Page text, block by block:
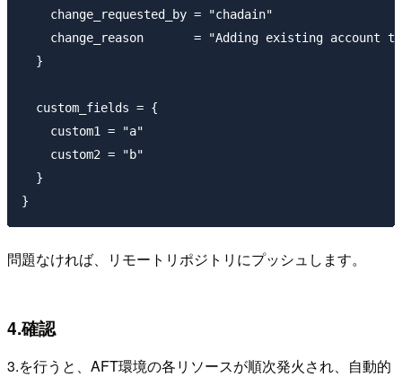
    change_requested_by = "chadain"
change_reason       = "Adding existing account
  }
  custom_fields = {
    custom1 = "a"
    custom2 = "b"
  }
問題なければ、リモートリポジトリにプッシュします。
4.確認
3.を行うと、AFT環境の各リソースが順次発火され、自動的